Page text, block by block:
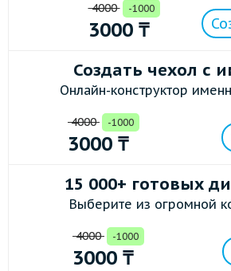
4000 -1000
3000 ₸
Создать чехол с
Онлайн-конструктор
4000 -1000
3000 ₸
15 000+ готовых
Выберите из огромной
4000 -1000
3000 ₸